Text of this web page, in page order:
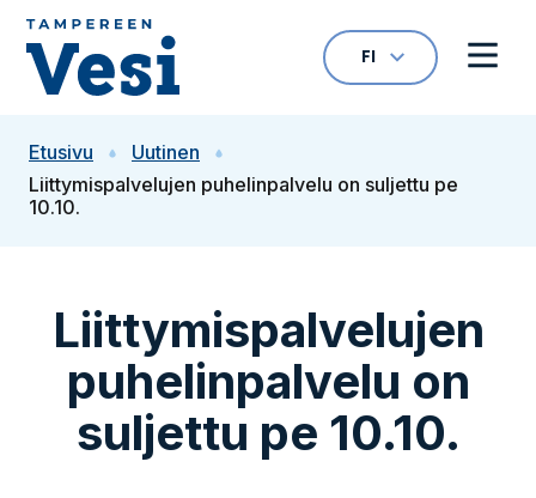
Siirry sisältöön
VALITTU KIELI:
FI
Avaa
Etusivu
Uutinen
Liittymispalvelujen puhelinpalvelu on suljettu pe
10.10.
Liittymispalvelujen
puhelinpalvelu on
suljettu pe 10.10.